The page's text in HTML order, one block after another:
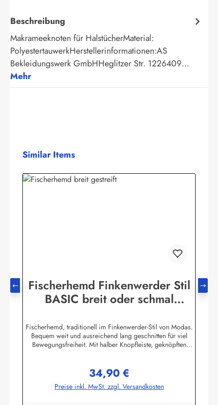
Beschreibung
Makrameeknoten für HalstücherMaterial:
PolyestertauwerkHerstellerinformationen:AS
Bekleidungswerk GmbHHeglitzer Str. 1226409…
Mehr
Produktgalerie überspringen
Similar Items
Fischerhemd Finkenwerder Stil
BASIC breit oder schmal
Fischerhemd, traditionell im Finkenwerder-Stil von Modas.
Bequem weit und ausreichend lang geschnitten für viel
Bewegungsfreiheit. Mit halber Knopfleiste, geknöpften
buntgewebt. (ca. 190 g/m²) Achtung! Die Hemden fallen
sehr groß aus. Bitte Größentabelle beachten. Die
Größentabelle finden Sie unter diesem Link oder bei den
Regulärer Preis:
34,90 €
Preise inkl. MwSt. zzgl. Versandkosten